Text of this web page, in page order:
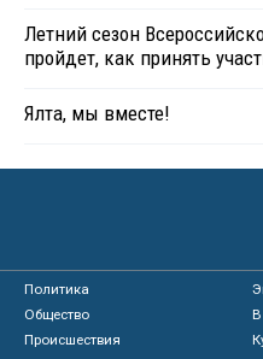
Летний сезон
пройдет, как принять
Ялта, мы вместе!
Политика
Общество
Происшествия